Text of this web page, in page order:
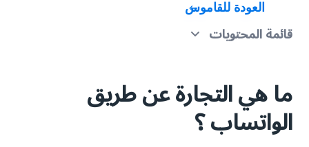
العودة للقاموس
قائمة المحتويات
ما هي فوائد التجارة عبر واتساب ؟
أمثلة لحالات استخدام واتساب للتجارة
ما هي التجارة عن طريق
الواتساب ؟